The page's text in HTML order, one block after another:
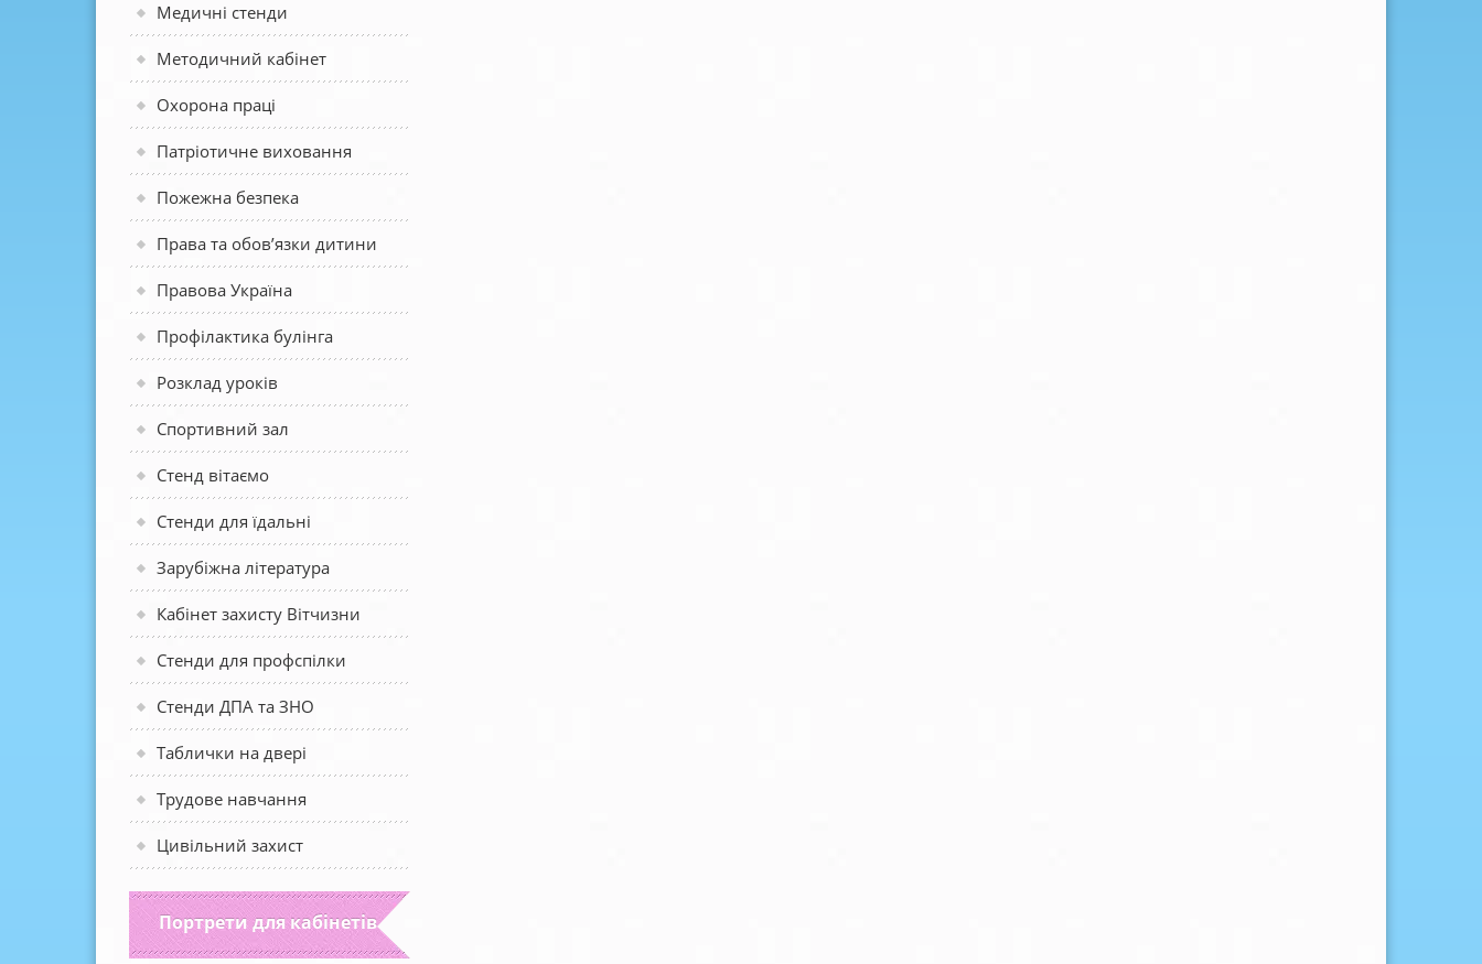
Медичні стенди
Методичний кабінет
Охорона праці
Патріотичне виховання
Пожежна безпека
Права та обов’язки дитини
Правова Україна
Профілактика булінга
Розклад уроків
Спортивний зал
Стенд вітаємо
Стенди для їдальні
Зарубіжна література
Кабінет захисту Вітчизни
Стенди для профспілки
Стенди ДПА та ЗНО
Таблички на двері
Трудове навчання
Цивільний захист
Портрети для кабінетів